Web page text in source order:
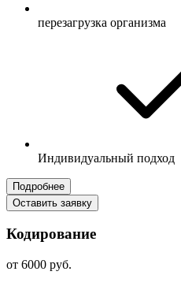
перезагрузка организма
Индивидуальный подход
Подробнее
Оставить заявку
Кодирование
от 6000 руб.